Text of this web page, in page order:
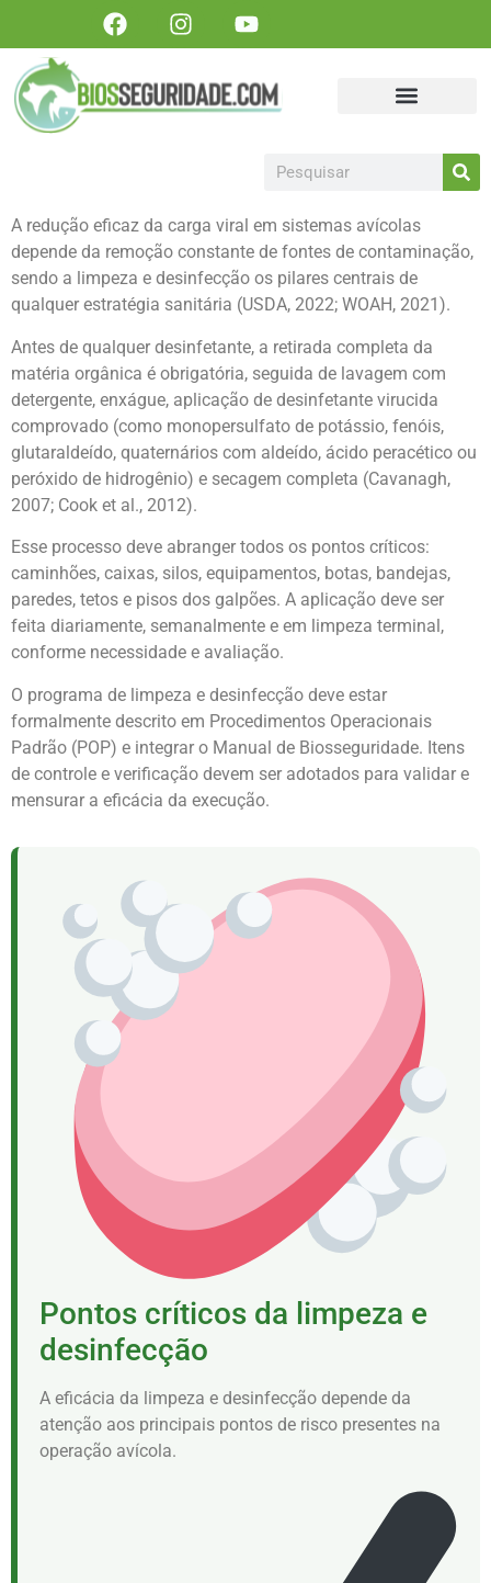
A redução eficaz da carga viral em sistemas avícolas
depende da remoção constante de fontes de contaminação,
sendo a limpeza e desinfecção os pilares centrais de
qualquer estratégia sanitária (USDA, 2022; WOAH, 2021).
Antes de qualquer desinfetante, a retirada completa da
matéria orgânica é obrigatória, seguida de lavagem com
detergente, enxágue, aplicação de desinfetante virucida
comprovado (como monopersulfato de potássio, fenóis,
glutaraldeído, quaternários com aldeído, ácido peracético ou
peróxido de hidrogênio) e secagem completa (Cavanagh,
2007; Cook et al., 2012).
Esse processo deve abranger todos os pontos críticos:
caminhões, caixas, silos, equipamentos, botas, bandejas,
paredes, tetos e pisos dos galpões. A aplicação deve ser
feita diariamente, semanalmente e em limpeza terminal,
conforme necessidade e avaliação.
O programa de limpeza e desinfecção deve estar
formalmente descrito em Procedimentos Operacionais
Padrão (POP) e integrar o Manual de Biosseguridade. Itens
de controle e verificação devem ser adotados para validar e
mensurar a eficácia da execução.
Pontos críticos da limpeza e
desinfecção
A eficácia da limpeza e desinfecção depende da
atenção aos principais pontos de risco presentes na
operação avícola.